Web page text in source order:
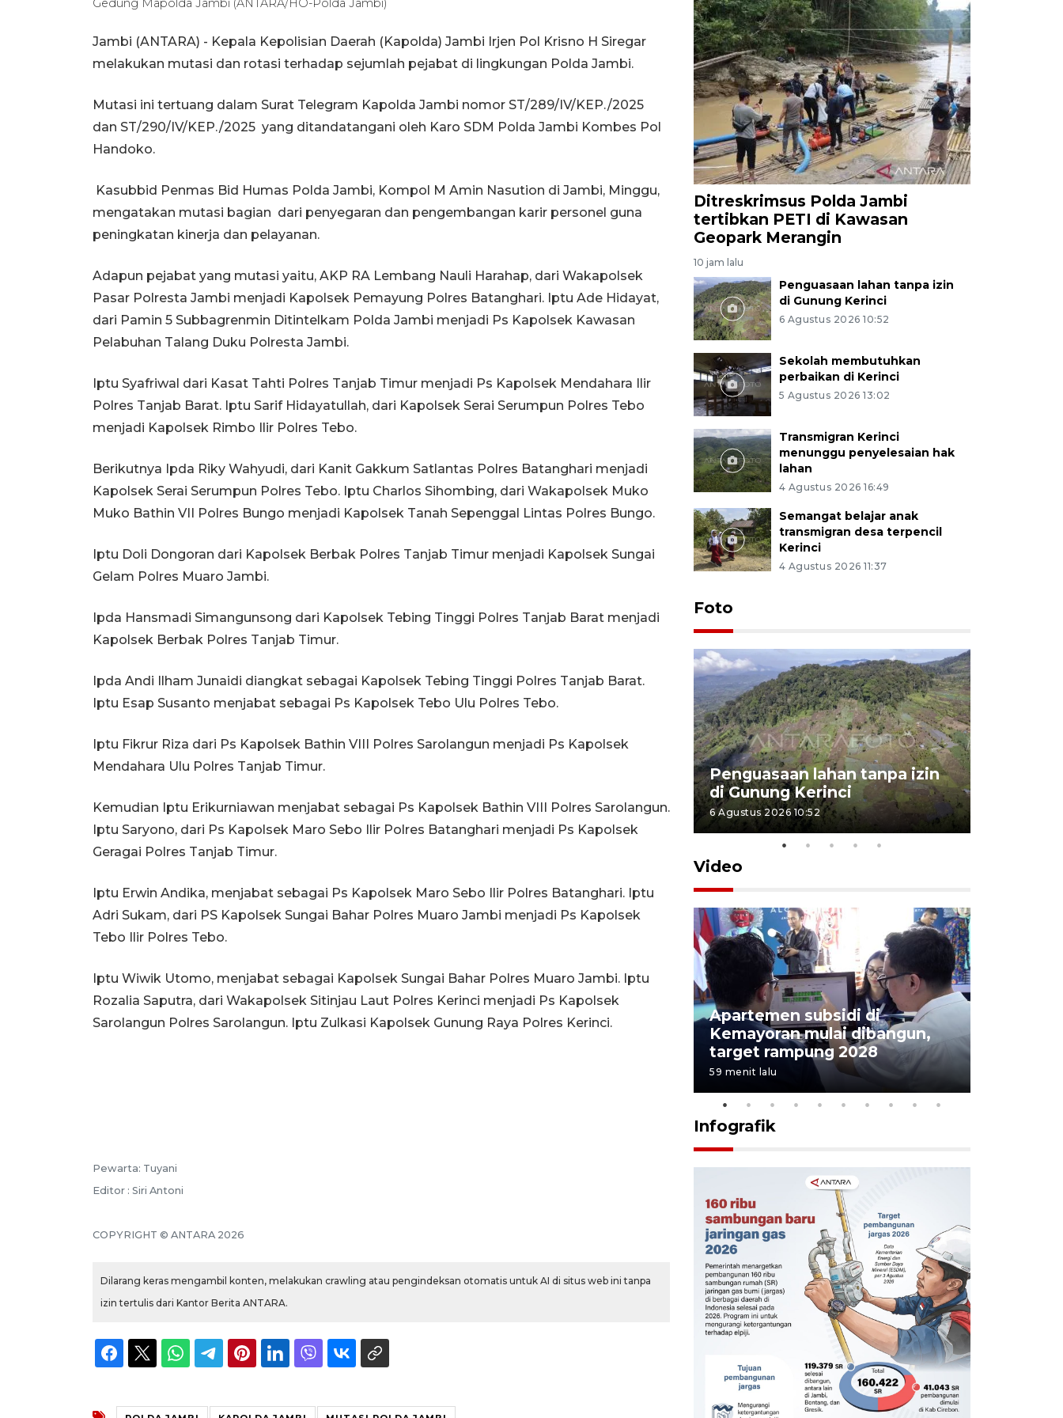
Gedung Mapolda Jambi (ANTARA/HO-Polda Jambi)
Jambi (ANTARA) - Kepala Kepolisian Daerah (Kapolda) Jambi Irjen Pol Krisno H Siregar
melakukan mutasi dan rotasi terhadap sejumlah pejabat di lingkungan Polda Jambi.
Mutasi ini tertuang dalam Surat Telegram Kapolda Jambi nomor ST/289/IV/KEP./2025
dan ST/290/IV/KEP./2025 yang ditandatangani oleh Karo SDM Polda Jambi Kombes Pol
Handoko.
Kasubbid Penmas Bid Humas Polda Jambi, Kompol M Amin Nasution di Jambi, Minggu,
mengatakan mutasi bagian dari penyegaran dan pengembangan karir personel guna
peningkatan kinerja dan pelayanan.
Adapun pejabat yang mutasi yaitu, AKP RA Lembang Nauli Harahap, dari Wakapolsek
Pasar Polresta Jambi menjadi Kapolsek Pemayung Polres Batanghari. Iptu Ade Hidayat,
dari Pamin 5 Subbagrenmin Ditintelkam Polda Jambi menjadi Ps Kapolsek Kawasan
Pelabuhan Talang Duku Polresta Jambi.
Iptu Syafriwal dari Kasat Tahti Polres Tanjab Timur menjadi Ps Kapolsek Mendahara Ilir
Polres Tanjab Barat. Iptu Sarif Hidayatullah, dari Kapolsek Serai Serumpun Polres Tebo
menjadi Kapolsek Rimbo Ilir Polres Tebo.
Berikutnya Ipda Riky Wahyudi, dari Kanit Gakkum Satlantas Polres Batanghari menjadi
Kapolsek Serai Serumpun Polres Tebo. Iptu Charlos Sihombing, dari Wakapolsek Muko
Muko Bathin VII Polres Bungo menjadi Kapolsek Tanah Sepenggal Lintas Polres Bungo.
Iptu Doli Dongoran dari Kapolsek Berbak Polres Tanjab Timur menjadi Kapolsek Sungai
Gelam Polres Muaro Jambi.
Ipda Hansmadi Simangunsong dari Kapolsek Tebing Tinggi Polres Tanjab Barat menjadi
Kapolsek Berbak Polres Tanjab Timur.
Ipda Andi Ilham Junaidi diangkat sebagai Kapolsek Tebing Tinggi Polres Tanjab Barat.
Iptu Esap Susanto menjabat sebagai Ps Kapolsek Tebo Ulu Polres Tebo.
Iptu Fikrur Riza dari Ps Kapolsek Bathin VIII Polres Sarolangun menjadi Ps Kapolsek
Mendahara Ulu Polres Tanjab Timur.
Kemudian Iptu Erikurniawan menjabat sebagai Ps Kapolsek Bathin VIII Polres Sarolangun.
Iptu Saryono, dari Ps Kapolsek Maro Sebo Ilir Polres Batanghari menjadi Ps Kapolsek
Geragai Polres Tanjab Timur.
Iptu Erwin Andika, menjabat sebagai Ps Kapolsek Maro Sebo Ilir Polres Batanghari. Iptu
Adri Sukam, dari PS Kapolsek Sungai Bahar Polres Muaro Jambi menjadi Ps Kapolsek
Tebo Ilir Polres Tebo.
Iptu Wiwik Utomo, menjabat sebagai Kapolsek Sungai Bahar Polres Muaro Jambi. Iptu
Rozalia Saputra, dari Wakapolsek Sitinjau Laut Polres Kerinci menjadi Ps Kapolsek
Sarolangun Polres Sarolangun. Iptu Zulkasi Kapolsek Gunung Raya Polres Kerinci.
Pewarta: Tuyani
Editor : Siri Antoni
COPYRIGHT © ANTARA 2026
Dilarang keras mengambil konten, melakukan crawling atau pengindeksan otomatis untuk AI di situs web ini tanpa
izin tertulis dari Kantor Berita ANTARA.
Ditreskrimsus Polda Jambi
tertibkan PETI di Kawasan
Geopark Merangin
10 jam lalu
Penguasaan lahan tanpa izin
di Gunung Kerinci
6 Agustus 2026 10:52
Sekolah membutuhkan
perbaikan di Kerinci
5 Agustus 2026 13:02
Transmigran Kerinci
menunggu penyelesaian hak
lahan
4 Agustus 2026 16:49
Semangat belajar anak
transmigran desa terpencil
Kerinci
4 Agustus 2026 11:37
Foto
3 Agustus 2026 10:57
Penguasaan lahan tanpa izin
di Gunung Kerinci
6 Agustus 2026 10:52
Video
Jelang penutupan, GIIAS 2026
dipenuhi pencinta otomotif
Apartemen subsidi di
Kemayoran mulai dibangun,
target rampung 2028
59 menit lalu
Infografik